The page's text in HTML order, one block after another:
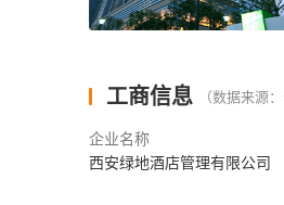
工商信息 （数据来源
企业名称
西安绿地酒店管理有限公司